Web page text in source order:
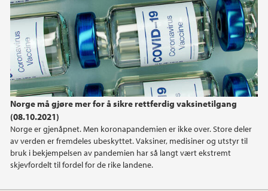
Norge må gjøre mer for å sikre rettferdig vaksinetilgang
(08.10.2021)
Norge er gjenåpnet. Men koronapandemien er ikke over. Store deler
av verden er fremdeles ubeskyttet. Vaksiner, medisiner og utstyr til
bruk i bekjempelsen av pandemien har så langt vært ekstremt
skjevfordelt til fordel for de rike landene.
2022
2021